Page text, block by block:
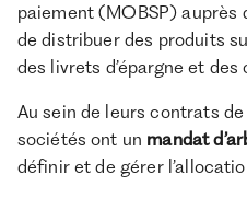
paiement (MOBSP) auprès
de distribuer des produits
des livrets d’épargne et
Au sein de leurs contrats
sociétés ont un mandat
définir et de gérer